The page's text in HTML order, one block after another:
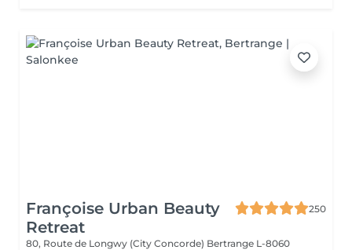
Françoise Urban Beauty
Retreat
250
80, Route de Longwy (City Concorde) Bertrange L-8060